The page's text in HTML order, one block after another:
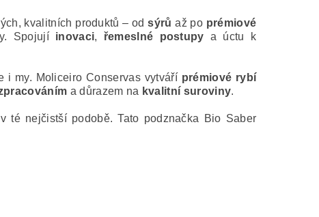
kvalitních produktů – odsýrů až po prémiové
Spojují inovaci, řemeslné postupy a úctu k
i my. Moliceiro Conservas vytváří prémiové rybí
a důrazem na kvalitní suroviny.
v té nejčistší podobě. Tato podznačka Bio Saber